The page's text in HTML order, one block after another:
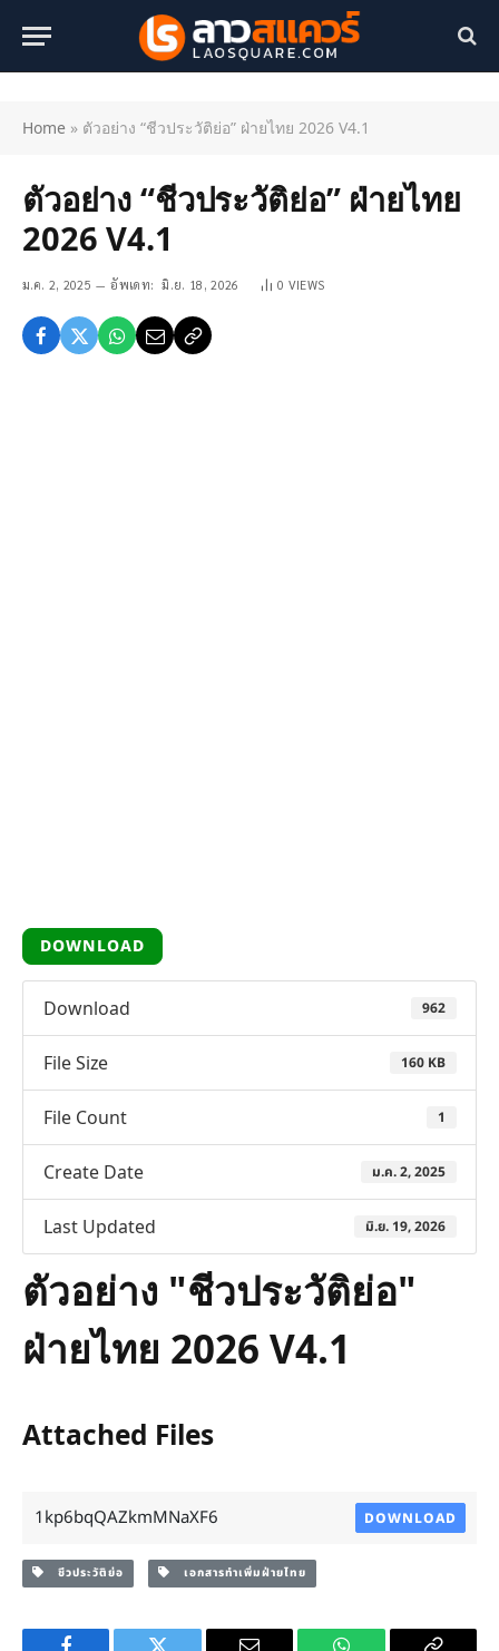
Home » ตัวอย่าง “ชีวประวัติย่อ” ฝ่ายไทย 2026 V4.1
ตัวอย่าง “ชีวประวัติย่อ” ฝ่ายไทย
2026 V4.1
ม.ค. 2, 2025 อัพเดท: มิ.ย. 18, 2026 0 VIEWS
DOWNLOAD
Download 962
File Size 160 KB
File Count 1
Create Date ม.ค. 2, 2025
Last Updated มิ.ย. 19, 2026
ตัวอย่าง "ชีวประวัติย่อ"
ฝ่ายไทย 2026 V4.1
Attached Files
1kp6bqQAZkmMNaXF6 DOWNLOAD
ชีวประวัติย่อ เอกสารทำเพิ่มฝ่ายไทย